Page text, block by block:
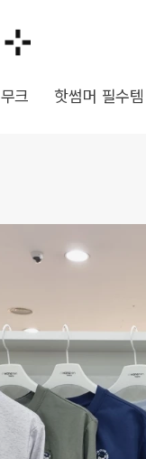
무크 핫썸머 필수템